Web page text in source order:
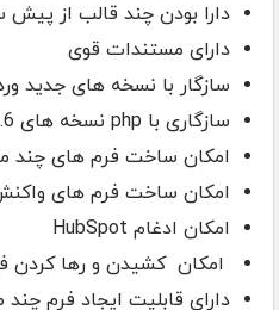
دارا بودن چند قالب از
دارای مستندات قوی
سازگار با نسخه های جدید
سازگاری با php نسخه های 5.6 به بعد
امکان ساخت فرم های چند
امکان ساخت فرم های
امکان ادغام HubSpot
امکان کشیدن و رها کردن
دارای قابلیت ایجاد فرم